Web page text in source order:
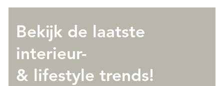
Bekijk de laatste
interieur-
& lifestyle trends!